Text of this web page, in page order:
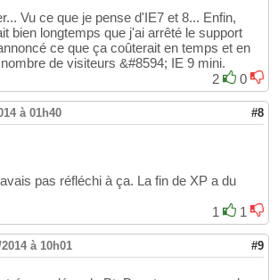
Vu ce que je pense d'IE7 et 8... Enfin,
bien longtemps que j'ai arrêté le support
ce que ça coûterait en temps et en
de visiteurs &#8594; IE 9 mini.
2
0
à 01h40 #8
pas réfléchi à ça. La fin de XP a du
1
1
2014 à 10h01 #9